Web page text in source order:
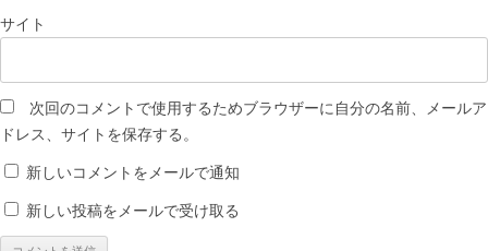
サイト
次回のコメントで使用するためブラウザーに自分の名前、メールア
ドレス、サイトを保存する。
新しいコメントをメールで通知
新しい投稿をメールで受け取る